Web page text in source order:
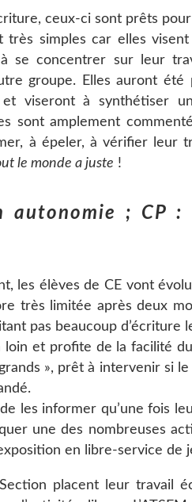
ceux-ci sont prêts
très simples car elles
se concentrer sur leur
groupe. Elles auront
viseront à synthétiser
sont amplement
à épeler, à vérifier leur
le monde a juste !
autonomie ; CP :
les élèves de CE vont
très limitée après deux
pas beaucoup d’écriture
loin et profite de la facilité
», prêt à intervenir si le
les informer qu’une fois
une des nombreuses
en libre-service de
placent leur travail